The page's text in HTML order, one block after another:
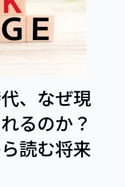
、なぜ現
るのか？
読む将来